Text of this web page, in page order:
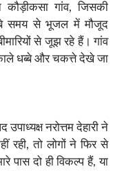
गांव, जिसकी
समय से भूजल में मौजूद
से जूझ रहे हैं। गांव
धब्बे और चकत्ते देखे जा
नरोत्तम देहारी ने
रही, तो लोगों ने फिर से
पास दो ही विकल्प हैं, या